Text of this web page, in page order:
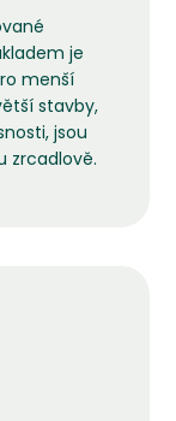
je
menší
stavby,
jsou
zrcadlově.